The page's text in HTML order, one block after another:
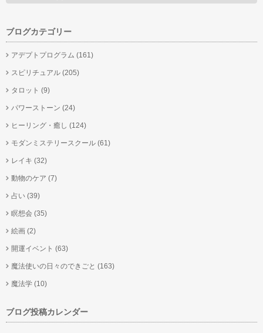
ブログカテゴリー
アデプトプログラム (161)
スピリチュアル (205)
タロット (9)
パワーストーン (24)
ヒーリング・癒し (124)
モダンミステリースクール (61)
レイキ (32)
動物のケア (7)
占い (39)
瞑想会 (35)
絵画 (2)
開運イベント (63)
魔法使いの日々のできごと (163)
魔法学 (10)
ブログ投稿カレンダー